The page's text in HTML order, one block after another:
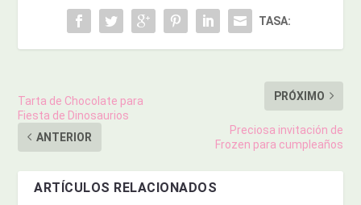
TASA:
Tarta de Chocolate para
Fiesta de Dinosaurios
ANTERIOR
PRÓXIMO
Preciosa invitación de
Frozen para cumpleaños
ARTÍCULOS RELACIONADOS